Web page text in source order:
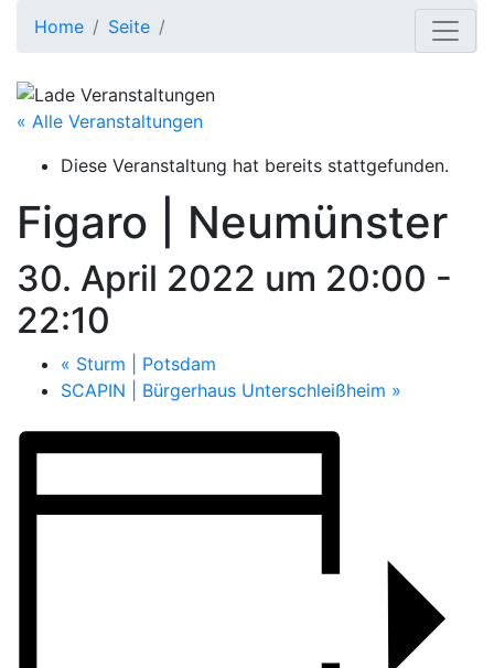
Home Seite
« Alle Veranstaltungen
Diese Veranstaltung hat bereits stattgefunden.
Figaro | Neumünster
30. April 2022 um 20:00 -
22:10
« Sturm | Potsdam
SCAPIN | Bürgerhaus Unterschleißheim »